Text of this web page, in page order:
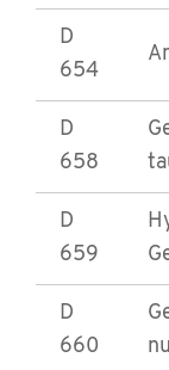
D
654
D
658
D
659
D
660